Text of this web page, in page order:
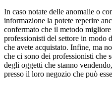
In caso notate delle anomalie o
informazione la potete reperire
confermato che il metodo
professionisti del settore in modo
che avete acquistato. Infine, ma
che ci sono dei professionisti che
degli oggetti che stanno
presso il loro negozio che può